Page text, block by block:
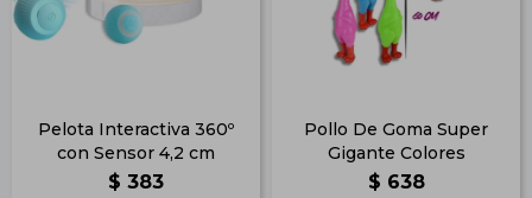
Pelota Interactiva 360º
con Sensor 4,2 cm
$ 383
Pollo De Goma Super
Gigante Colores
$ 638